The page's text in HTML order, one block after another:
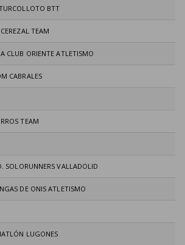
BTT
TEAM
CLUB ORIENTE ATLETISMO
CABRALES
TEAM
SOLORUNNERS VALLADOLID
DE ONIS ATLETISMO
LUGONES